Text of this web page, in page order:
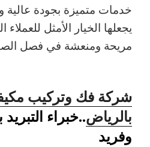
خدمات متميزة بجودة عالية
يجعلها الخيار الأمثل للعملاء
مريحة ومنعشة في فصل
شركة فك وتركيب
بالرياض..خبراء
وفريد